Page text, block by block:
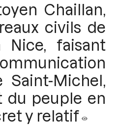
Chaillan,
civils de
faisant
Saint-Michel,
du peuple en
y relatif